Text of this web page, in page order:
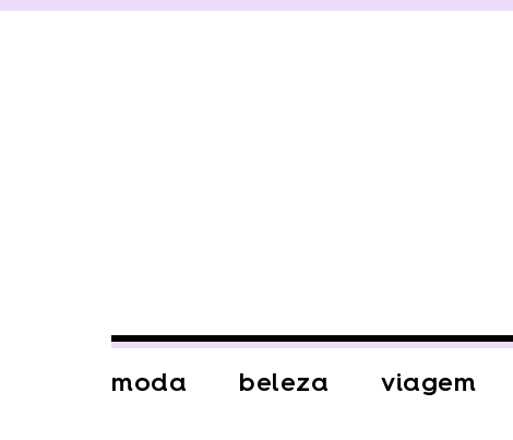
moda beleza viagem